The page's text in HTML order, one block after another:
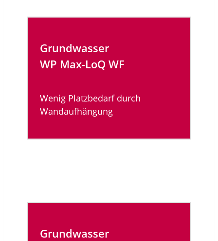
Grundwasser
WP Max-LoQ WF
Wenig Platzbedarf durch
Wandaufhängung
Grundwasser